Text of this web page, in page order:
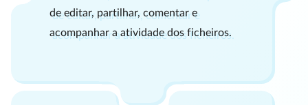
de editar, partilhar, comentar e
acompanhar a atividade dos ficheiros.